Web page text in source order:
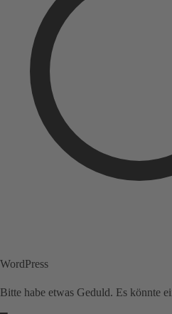
WordPress
Bitte habe etwas Geduld. Es könnte